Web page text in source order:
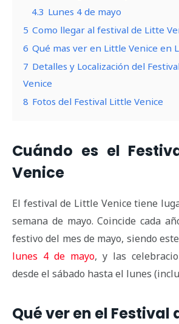
4.3 Lunes 4 de mayo
5 Como llegar al festival de Litte
6 Qué mas ver en Little Venice en
7 Detalles y Localización del
Venice
8 Fotos del Festival Little Venice
Cuándo es el
Venice
El festival de Little Venice tiene
semana de mayo. Coincide cada
festivo del mes de mayo, siendo
lunes 4 de mayo, y las
desde el sábado hasta el lunes
Qué ver en el Festival